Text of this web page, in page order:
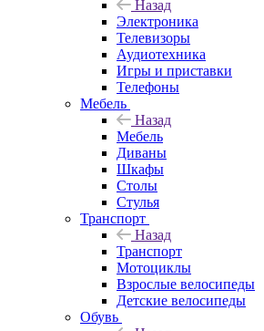
Назад
Электроника
Телевизоры
Аудиотехника
Игры и приставки
Телефоны
Мебель
Назад
Мебель
Диваны
Шкафы
Столы
Стулья
Транспорт
Назад
Транспорт
Мотоциклы
Взрослые велосипеды
Детские велосипеды
Обувь